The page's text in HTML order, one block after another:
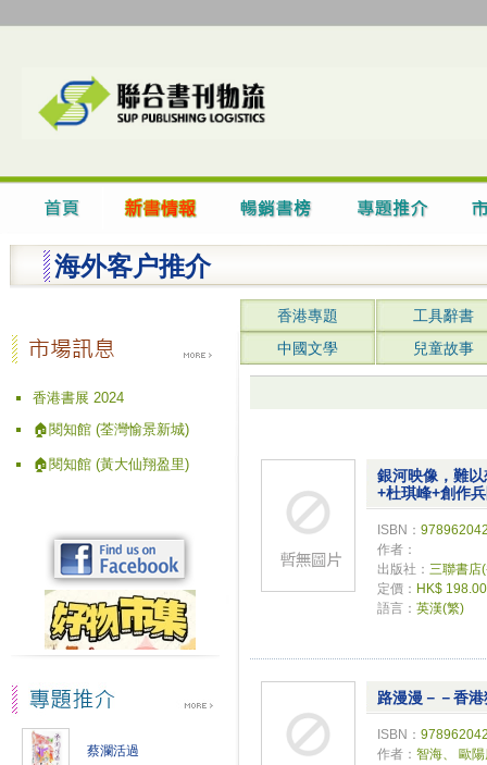
海外客户推介
香港書展 2024
🏠閱知館 (荃灣愉景新城)
🏠閱知館 (黃大仙翔盈里)
蔡瀾活過
香港專題
工具辭書
中國文學
兒童故事
銀河映像，難
+杜琪峰+創作
ISBN：
作者：
出版社： 三聯書店
定價： HK$ 198.00
語言： 英漢(繁)
路漫漫－－香
ISBN：
作者： 智海、 歐